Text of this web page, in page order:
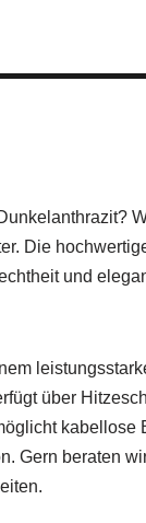
Die
und
über
kabellose
Gern beraten